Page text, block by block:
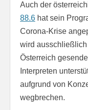
Auch der
88.6 hat sein
Corona-Krise
wird
Österreich
Interpreten
aufgrund von
wegbrechen.